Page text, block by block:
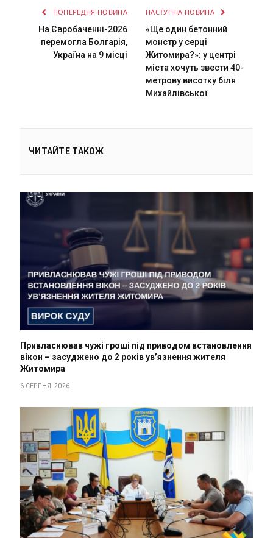
ПОПЕРЕДНЯ НОВИНА
На Євробаченні-2026
перемогла Болгарія,
Україна на 9 місці
НАСТУПНА НОВИНА
«Ще один бетонний
монстр у серці
Житомира?»: у центрі
міста хочуть звести 40-
метрову висотку біля
Михайлівської
ЧИТАЙТЕ ТАКОЖ
Привласнював чужі гроші під приводом встановлення
вікон – засуджено до 2 років ув’язнення жителя
Житомира
6 СЕРПНЯ, 2026